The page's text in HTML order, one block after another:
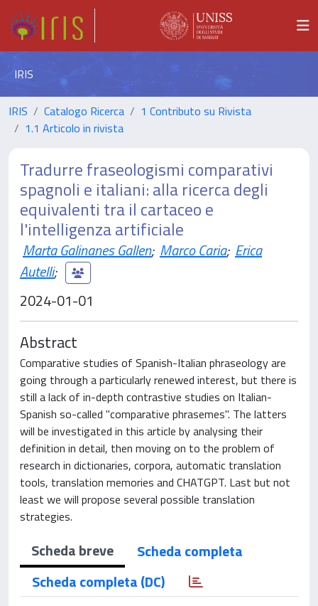
IRIS
IRIS Catalogo Ricerca
1 Contributo su Rivista
1.1 Articolo in rivista
Tradurre fraseologismi comparativi
spagnoli e italiani: alla ricerca degli
equivalenti tra il cartaceo e
l'intelligenza artificiale
Marta Galinanes Gallen; Marco Caria; Erica
Autelli;
2024-01-01
Abstract
Comparative studies of Spanish-Italian phraseology are
going through a particularly renewed interest, but there is
still a lack of in-depth contrastive studies on Italian-
Spanish so-called "comparative phrasemes". The latters
will be investigated in this article by analysing their
definition in detail, then moving on to the problem of
research in dictionaries, corpora, automatic translation
tools, translation memories and CHATGPT. Last but not
least we will propose several possible translation
strategies.
Scheda breve
Scheda completa
Scheda completa (DC)